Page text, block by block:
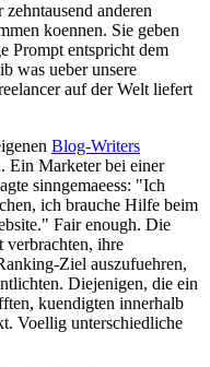
anderen
koennen. Sie geben
Prompt entspricht dem
was ueber unsere
auf der Welt liefert
Blog-Writers
Ein Marketer bei einer
sinngemaeess: "Ich
ich brauche Hilfe beim
Fair enough. Die
verbrachten, ihre
Ziel auszufuehren,
Diejenigen, die ein
kuendigten innerhalb
Voellig unterschiedliche